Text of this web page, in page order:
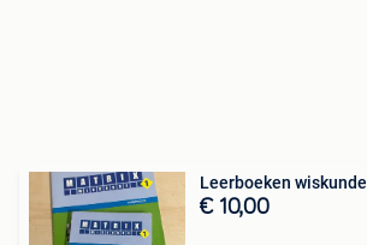
Leerboeken wiskunde
€ 10,00